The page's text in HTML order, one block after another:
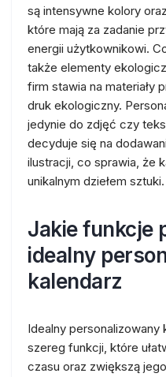
są intensywne kolory
które mają za zadanie
energii użytkownikowi.
także elementy
firm stawia na materiały
druk ekologiczny.
jedynie do zdjęć czy
decyduje się na
ilustracji, co sprawia, że
unikalnym dziełem sztuki.
Jakie funkcje
idealny
kalendarz
Idealny personalizowany
szereg funkcji, które
czasu oraz zwiększą